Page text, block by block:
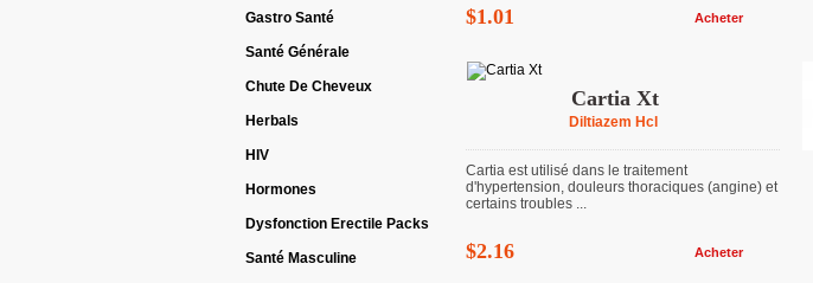
Gastro Santé
Santé Générale
Chute De Cheveux
Herbals
HIV
Hormones
Dysfonction Erectile Packs
Santé Masculine
$1.01 Acheter
Cartia Xt
Diltiazem Hcl
Cartia est utilisé dans le traitement
d'hypertension, douleurs thoraciques (angine) et
certains troubles ...
$2.16 Acheter